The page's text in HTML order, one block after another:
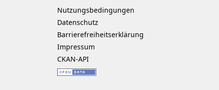
Nutzungsbedingungen
Datenschutz
Barrierefreiheitserklärung
Impressum
CKAN-API